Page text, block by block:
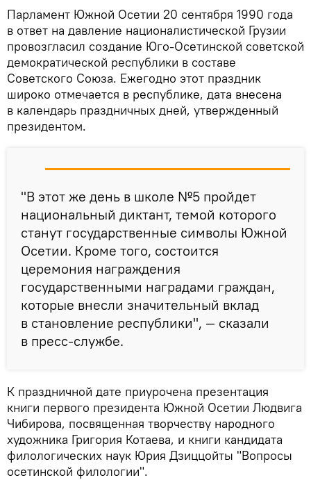
Парламент Южной Осетии 20 сентября 1990 года
в ответ на давление националистической Грузии
провозгласил создание Юго-Осетинской советской
демократической республики в составе
Советского Союза. Ежегодно этот праздник
широко отмечается в республике, дата внесена
в календарь праздничных дней, утвержденный
президентом.
"В этот же день в школе №5 пройдет
национальный диктант, темой которого
станут государственные символы Южной
Осетии. Кроме того, состоится
церемония награждения
государственными наградами граждан,
которые внесли значительный вклад
в становление республики", — сказали
в пресс-службе.
К праздничной дате приурочена презентация
книги первого президента Южной Осетии Людвига
Чибирова, посвященная творчеству народного
художника Григория Котаева, и книги кандидата
филологических наук Юрия Дзиццойты "Вопросы
осетинской филологии".